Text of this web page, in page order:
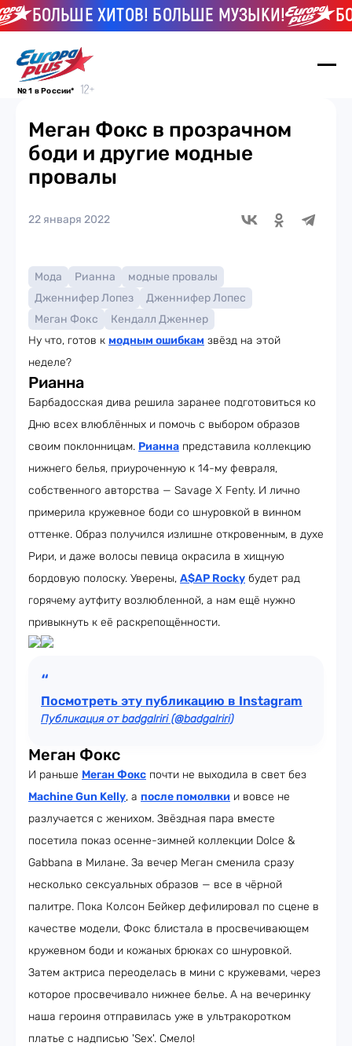
БОЛЬШЕ ХИТОВ! БОЛЬШЕ МУЗЫКИ!
№ 1 в России*
Меган Фокс в прозрачном
боди и другие модные
провалы
22 января 2022
Мода Рианна
модные провалы
Дженнифер Лопез
Дженнифер Лопес
Меган Фокс
Кендалл Дженнер
Ну что, готов к модным ошибкам звёзд на этой
неделе?
Рианна
Барбадосская дива решила заранее подготовиться ко
Дню всех влюблённых и помочь с выбором образов
своим поклонницам. Рианна представила коллекцию
нижнего белья, приуроченную к 14-му февраля,
собственного авторства — Savage X Fenty. И лично
примерила кружевное боди со шнуровкой в винном
оттенке. Образ получился излишне откровенным, в духе
Рири, и даже волосы певица окрасила в хищную
бордовую полоску. Уверены, A$AP Rocky будет рад
горячему аутфиту возлюбленной, а нам ещё нужно
привыкнуть к её раскрепощённости.
Посмотреть эту публикацию в Instagram
Публикация от badgalriri (@badgalriri)
Меган Фокс
И раньше Меган Фокс почти не выходила в свет без
Machine Gun Kelly, а после помолвки и вовсе не
разлучается с женихом. Звёздная пара вместе
посетила показ осенне-зимней коллекции Dolce &
Gabbana в Милане. За вечер Меган сменила сразу
несколько сексуальных образов — все в чёрной
палитре. Пока Колсон Бейкер дефилировал по сцене в
качестве модели, Фокс блистала в просвечивающем
кружевном боди и кожаных брюках со шнуровкой.
Затем актриса переоделась в мини с кружевами, через
которое просвечивало нижнее белье. А на вечеринку
наша героиня отправилась уже в ультракоротком
платье с надписью 'Sex'. Смело!